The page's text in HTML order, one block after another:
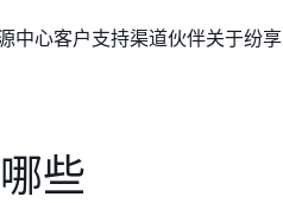
中心客户支持渠道伙伴关于纷享
些